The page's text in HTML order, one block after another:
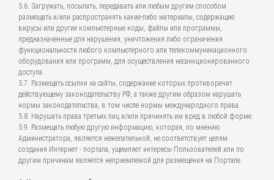
5.6. Загружать, посылать, передавать или любым другим способом
размещать и/или распространять какие-либо материалы, содержащие
вирусы или другие компьютерные коды, файлы или программы,
предназначенные для нарушения, уничтожения либо ограничения
функциональности любого компьютерного или телекоммуникационного
оборудования или программ, для осуществления несанкционированного
доступа.
5.7. Размещать ссылки на сайты, содержание которых противоречит
действующему законодательству РФ, а также другим образом нарушать
нормы законодательства, в том числе нормы международного права.
5.8. Нарушать права третьих лиц и/или причинять им вред в любой форме.
5.9. Размещать любую другую информацию, которая, по мнению
Администратора, является нежелательной, не соответствует целям
создания Интернет - портала, ущемляет интересы Пользователей или по
другим причинам является неприемлемой для размещения на Портале.